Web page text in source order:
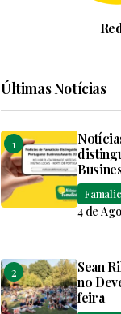
Últimas Notícias
4 de
Sean
no
feira